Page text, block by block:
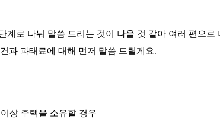
계로 나눠 말씀 드리는 것이 나을 것 같아 여러 편으로
과 과태료에 대해 먼저 말씀 드릴게요.
상 주택을 소유할 경우